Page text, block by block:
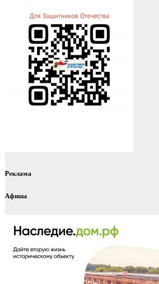
Реклама
Афиша